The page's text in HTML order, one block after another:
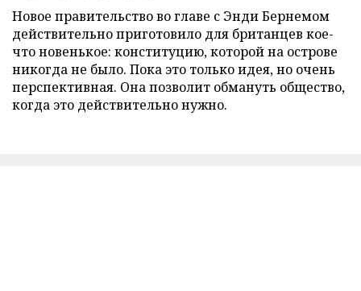
Новое правительство во главе с Энди Бернемом
действительно приготовило для британцев кое-
что новенькое: конституцию, которой на острове
никогда не было. Пока это только идея, но очень
перспективная. Она позволит обмануть общество,
когда это действительно нужно.